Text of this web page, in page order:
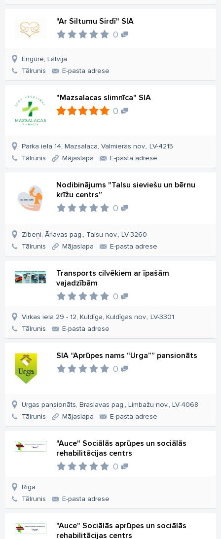
"Ar Siltumu Sirdī" SIA
0
Engure, Latvija
Tālrunis
E-pasta adrese
"Mazsalacas slimnīca" SIA
0
Parka iela 14, Mazsalaca, Valmieras nov., LV-4215
Tālrunis
Mājaslapa E-pasta adrese
Nodibinājums "Talsu sieviešu un bērnu
krīžu centrs”
0
Zibeņi, Ārlavas pag., Talsu nov., LV-3260
Tālrunis
Mājaslapa E-pasta adrese
Transports cilvēkiem ar īpašām
vajadzībām
0
Virkas iela 29 - 12, Kuldīga, Kuldīgas nov., LV-3301
Tālrunis
E-pasta adrese
SIA “Aprūpes nams “Urga”” pansionāts
0
Urgas pansionāts, Braslavas pag., Limbažu nov., LV-4068
Tālrunis
Mājaslapa E-pasta adrese
"Auce" Sociālās aprūpes un sociālās
rehabilitācijas centrs
0
Rīga
Tālrunis
E-pasta adrese
"Auce" Sociālās aprūpes un sociālās
rehabilitācijas centrs